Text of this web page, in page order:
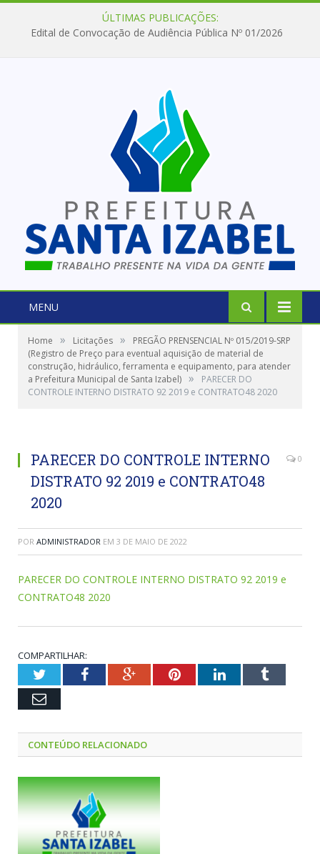
ÚLTIMAS PUBLICAÇÕES:
Edital de Convocação de Audiência Pública Nº 01/2026
MENU
Home » Licitações »
PREGÃO PRENSENCIAL Nº 015/2019-SRP
(Registro de Preço para eventual aquisição de material de
construção, hidráulico, ferramenta e equipamento, para atender
a Prefeitura Municipal de Santa Izabel) »
PARECER DO
CONTROLE INTERNO DISTRATO 92 2019 e CONTRATO48 2020
PARECER DO CONTROLE INTERNO
DISTRATO 92 2019 e CONTRATO48
2020
0
POR ADMINISTRADOR EM 3 DE MAIO DE 2022
PARECER DO CONTROLE INTERNO DISTRATO 92 2019 e
CONTRATO48 2020
COMPARTILHAR:
TwitterFacebookGoogle+PinterestLinkedInTumblr
Email
CONTEÚDO RELACIONADO